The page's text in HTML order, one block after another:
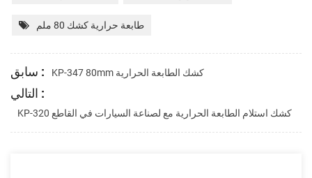
طابعة حرارية كشك 80 ملم
سابق : KP-347 80mm كشك الطابعة الحرارية
التالي :
KP-320 كشك استلام الطابعة الحرارية مع لصناعة السيارات في القاطع